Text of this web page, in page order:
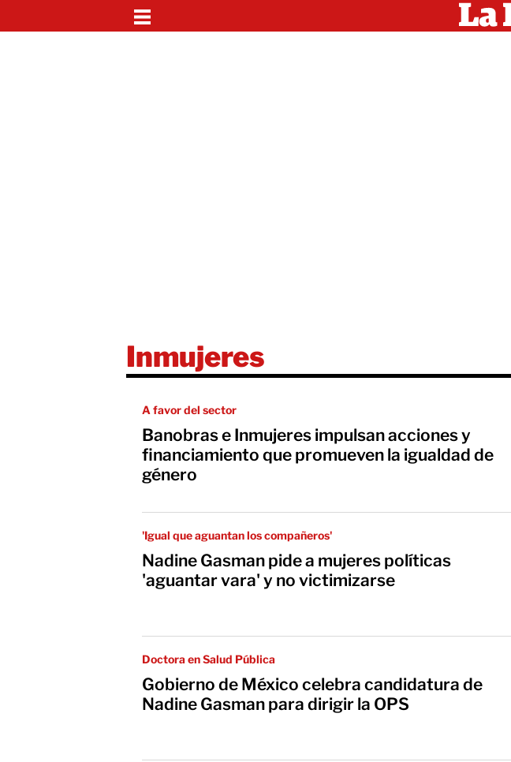
Inmujeres
A favor del sector
Banobras e Inmujeres impulsan acciones y
financiamiento que promueven la igualdad de
género
'Igual que aguantan los compañeros'
Nadine Gasman pide a mujeres políticas
'aguantar vara' y no victimizarse
Doctora en Salud Pública
Gobierno de México celebra candidatura de
Nadine Gasman para dirigir la OPS